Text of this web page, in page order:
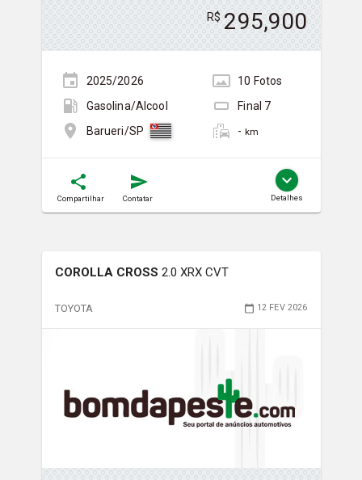
R$ 295,900
2025/2026 10 Fotos
Gasolina/Álcool
Final 7
Barueri/SP
- km
Compartilhar Contatar Detalhes
COROLLA CROSS 2.0 XRX CVT
TOYOTA 12 FEV 2026